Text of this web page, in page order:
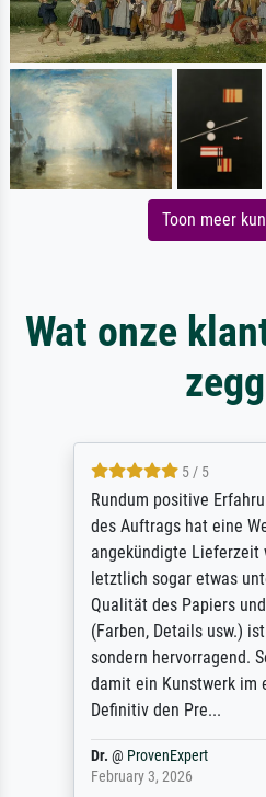
Toon meer
Wat onze
5 / 5
Rundum positive
des Auftrags hat eine
angekündigte Lieferzeit
letztlich sogar etwas
Qualität des Papiers
(Farben, Details usw.)
sondern hervorragend.
damit ein Kunstwerk im
Definitiv den Pre...
Dr. @ ProvenExpert
February 3, 2026